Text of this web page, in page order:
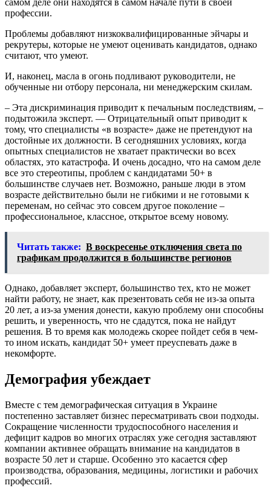
самом деле они находятся в самом начале пути в своей
профессии.
Проблемы добавляют низкоквалифицированные эйчары и
рекрутеры, которые не умеют оценивать кандидатов, однако
считают, что умеют.
И, наконец, масла в огонь подливают руководители, не
обученные ни отбору персонала, ни менеджерским скилам.
– Эта дискриминация приводит к печальным последствиям, –
подытожила эксперт. — Отрицательный опыт приводит к
тому, что специалисты «в возрасте» даже не претендуют на
достойные их должности. В сегодняшних условиях, когда
опытных специалистов не хватает практически во всех
областях, это катастрофа. И очень досадно, что на самом деле
все это стереотипы, проблем с кандидатами 50+ в
большинстве случаев нет. Возможно, раньше люди в этом
возрасте действительно были не гибкими и не готовыми к
переменам, но сейчас это совсем другое поколение –
профессиональное, классное, открытое всему новому.
Читать также: В воскресенье отключения света по
графикам продолжится в большинстве регионов
Однако, добавляет эксперт, большинство тех, кто не может
найти работу, не знает, как презентовать себя не из-за опыта
20 лет, а из-за умения донести, какую проблему они способны
решить, и уверенность, что не сдадутся, пока не найдут
решения. В то время как молодежь скорее пойдет себя в чем-
то ином искать, кандидат 50+ умеет преуспевать даже в
некомфорте.
Демография убеждает
Вместе с тем демографическая ситуация в Украине
постепенно заставляет бизнес пересматривать свои подходы.
Сокращение численности трудоспособного населения и
дефицит кадров во многих отраслях уже сегодня заставляют
компании активнее обращать внимание на кандидатов в
возрасте 50 лет и старше. Особенно это касается сфер
производства, образования, медицины, логистики и рабочих
профессий.